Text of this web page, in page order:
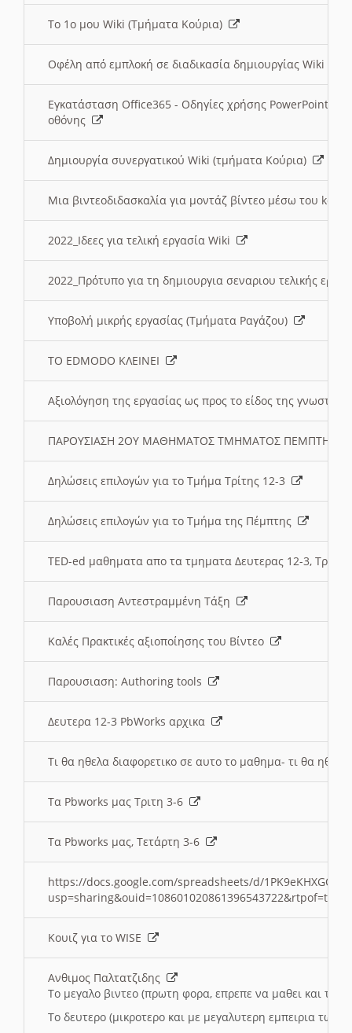
Το 1ο μου Wiki (Τμήματα Κούρια)
Οφέλη από εμπλοκή σε διαδικασία δημιουργίας Wiki
Εγκατάσταση Office365 - Οδηγίες χρήσης PowerPoint
οθόνης
Δημιουργία συνεργατικού Wiki (τμήματα Κούρια)
Μια βιντεοδιδασκαλία για μοντάζ βίντεο μέσω του
2022_Ιδεες για τελική εργασία Wiki
2022_Πρότυπο για τη δημιουργια σεναριου τελικής
Υποβολή μικρής εργασίας (Τμήματα Ραγάζου)
ΤΟ EDMODO ΚΛΕΙΝΕΙ
Αξιολόγηση της εργασίας ως προς το είδος της
ΠΑΡΟΥΣΙΑΣΗ 2ΟΥ ΜΑΘΗΜΑΤΟΣ ΤΜΗΜΑΤΟΣ
Δηλώσεις επιλογών για το Τμήμα Τρίτης 12-3
Δηλώσεις επιλογών για το Τμήμα της Πέμπτης
TED-ed μαθηματα απο τα τμηματα Δευτερας 12-3,
Παρουσιαση Αντεστραμμένη Τάξη
Καλές Πρακτικές αξιοποίησης του Βίντεο
Παρουσιαση: Authoring tools
Δευτερα 12-3 PbWorks αρχικα
Τι θα ηθελα διαφορετικο σε αυτο το μαθημα- τι θα
Τα Pbworks μας Τριτη 3-6
Τα Pbworks μας, Τετάρτη 3-6
https://docs.google.com/spreadsheets/d/
Κουιζ για το WISE
Ανθιμος Παλτατζιδης
Το μεγαλο βιντεο (πρωτη φορα, επρεπε να μαθει και το
Το δευτερο (μικροτερο και με μεγαλυτερη εμπειρια